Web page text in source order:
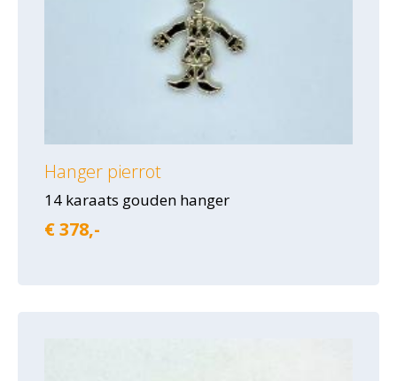
Hanger pierrot
14 karaats gouden hanger
€ 378,-